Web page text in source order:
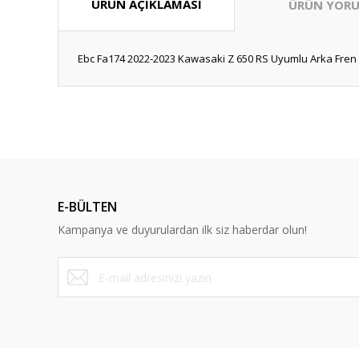
ÜRÜN AÇIKLAMASI ÜRÜN
Ebc Fa174 2022-2023 Kawasaki Z 650 RS Uyumlu Arka
Ürün bilgilerinde hatalar bulunuyor.
Ürün fiyatı diğer sitelerden daha pahalı.
Bu ürüne benzer farklı alternatifler olmalı.
E-BÜLTEN
Kampanya ve duyurulardan ilk siz haberdar olun!